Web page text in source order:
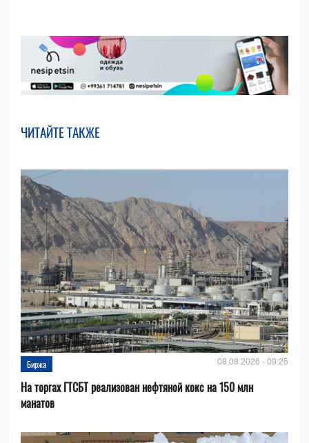
ЧИТАЙТЕ ТАКЖЕ
Биржа 08.08.2026 - 09:25
На торгах ГТСБТ реализован нефтяной кокс на 150 млн
манатов